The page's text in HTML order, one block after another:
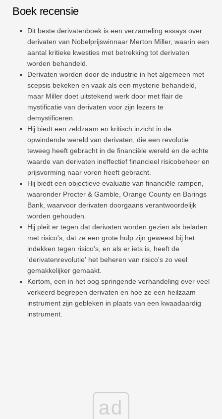
Boek recensie
Dit beste derivatenboek is een verzameling essays over
derivaten van Nobelprijswinnaar Merton Miller, waarin een
aantal kritieke kwesties met betrekking tot derivaten
worden behandeld.
Derivaten worden door de industrie in het algemeen met
scepsis bekeken en vaak als een mysterie behandeld,
maar Miller doet uitstekend werk door met flair de
mystificatie van derivaten voor zijn lezers te
demystificeren.
Hij biedt een zeldzaam en kritisch inzicht in de
opwindende wereld van derivaten, die een revolutie
teweeg heeft gebracht in de financiële wereld en de echte
waarde van derivaten ineffectief financieel risicobeheer en
prijsvorming naar voren heeft gebracht.
Hij biedt een objectieve evaluatie van financiële rampen,
waaronder Procter & Gamble, Orange County en Barings
Bank, waarvoor derivaten doorgaans verantwoordelijk
worden gehouden.
Hij pleit er tegen dat derivaten worden gezien als beladen
met risico's, dat ze een grote hulp zijn geweest bij het
indekken tegen risico's, en als er iets is, heeft de
'derivatenrevolutie' het beheren van risico's zo veel
gemakkelijker gemaakt.
Kortom, een in het oog springende verhandeling over veel
verkeerd begrepen derivaten en hoe ze een heilzaam
instrument zijn gebleken in plaats van een kwaadaardig
instrument.
ad